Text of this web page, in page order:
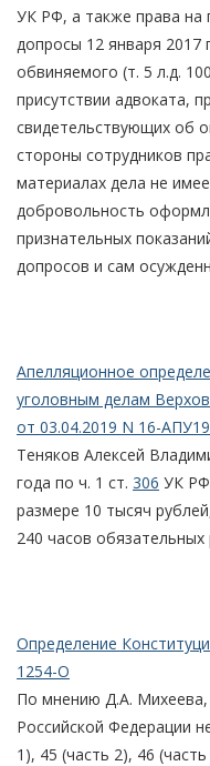
УК РФ, а также права на
допросы 12 января 2017
обвиняемого (т. 5 л.д.
присутствии адвоката,
свидетельствующих об
стороны сотрудников
материалах дела не
добровольность
признательных
допросов и сам
Апелляционное
уголовным делам
от 03.04.2019 N 16-
Теняков Алексей
года по ч. 1 ст. 306 УК РФ
размере 10 тысяч
240 часов
Определение
1254-О
По мнению Д.А. Михеева,
Российской Федерации
1), 45 (часть 2), 46